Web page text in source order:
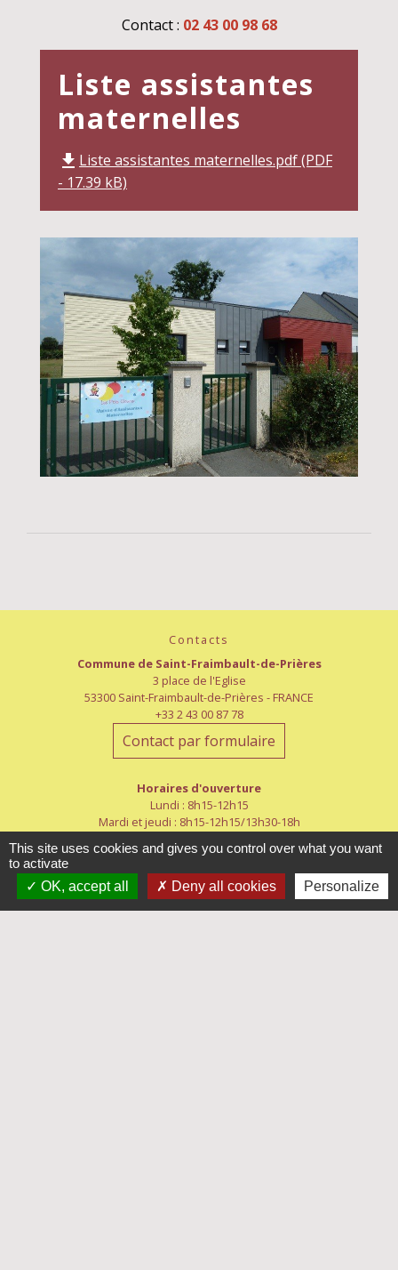
Contact : 02 43 00 98 68
Liste assistantes
maternelles
file_download Liste assistantes maternelles.pdf (PDF
- 17.39 kB)
Contacts
Commune de Saint-Fraimbault-de-Prières
3 place de l'Eglise
53300 Saint-Fraimbault-de-Prières - FRANCE
+33 2 43 00 87 78
Contact par formulaire
Horaires d'ouverture
Lundi : 8h15-12h15
Mardi et jeudi : 8h15-12h15/13h30-18h
Vendredi : 8h15-12h15
Samedi : 8h30-12h
This site uses cookies and gives you control over what you want
to activate
OK, accept all
Deny all cookies Personalize